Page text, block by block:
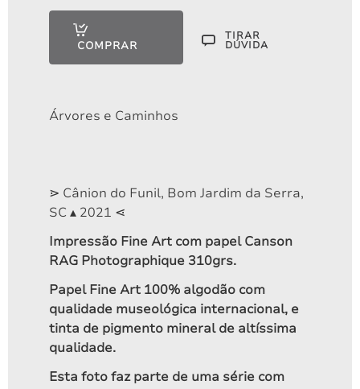
R$290,00
Entardecer no Funil ▴ 2021
A partir de
COMPRAR
TIRAR
DÚVIDA
Árvores e Caminhos
⋗ Cânion do Funil, Bom Jardim da Serra,
SC ▴ 2021 ⋖
Impressão Fine Art com papel Canson
RAG Photographique 310grs.
Papel Fine Art 100% algodão com
qualidade museológica internacional, e
tinta de pigmento mineral de altíssima
qualidade.
Esta foto faz parte de uma série com